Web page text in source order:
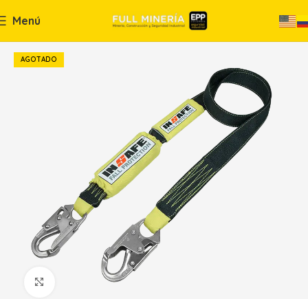
Menú
AGOTADO
Haga Click para agrandar